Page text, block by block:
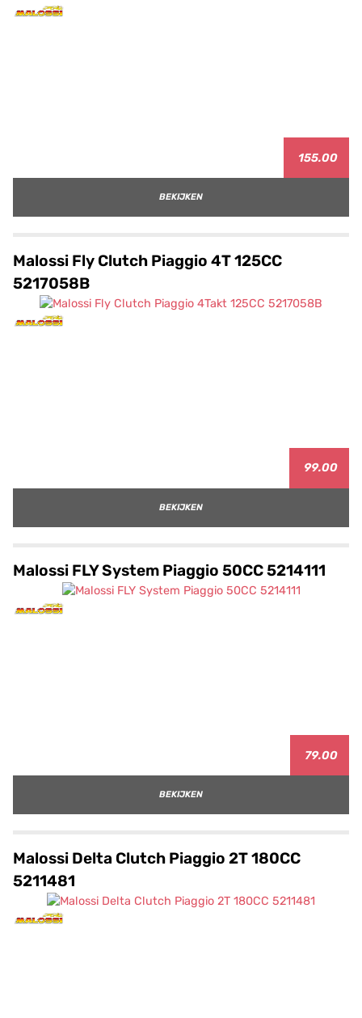
155.00
BEKIJKEN
Malossi Fly Clutch Piaggio 4T 125CC
5217058B
99.00
BEKIJKEN
Malossi FLY System Piaggio 50CC 5214111
79.00
BEKIJKEN
Malossi Delta Clutch Piaggio 2T 180CC
5211481